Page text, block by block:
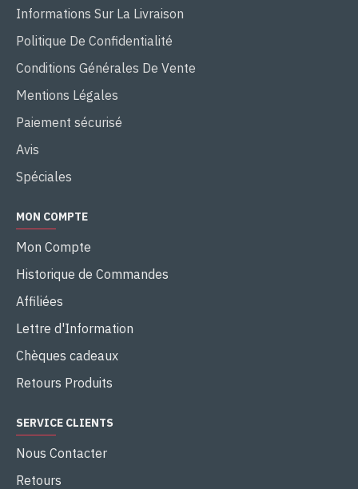
Informations Sur La Livraison
Politique De Confidentialité
Conditions Générales De Vente
Mentions Légales
Paiement sécurisé
Avis
Spéciales
MON COMPTE
Mon Compte
Historique de Commandes
Affiliées
Lettre d'Information
Chèques cadeaux
Retours Produits
SERVICE CLIENTS
Nous Contacter
Retours